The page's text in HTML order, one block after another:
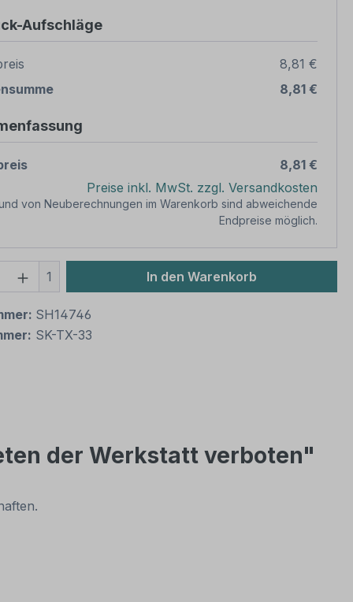
Aufschläge
8,81 €
8,81 €
8,81 €
Preise inkl. MwSt. zzgl. Versandkosten
von Neuberechnungen im Warenkorb sind abweichende
Endpreise möglich.
Anzahl: Gib den gewünschten Wert
1 In den Warenkorb
SH14746
SK-TX-33
der Werkstatt verboten"